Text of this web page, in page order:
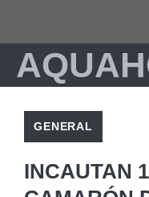
contenido
GENERAL
INCAUTAN